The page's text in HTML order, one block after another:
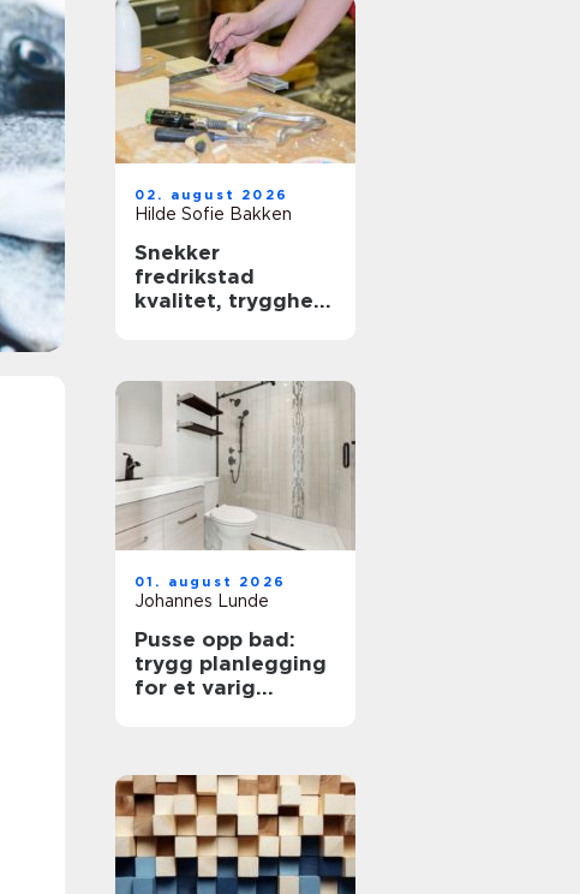
02. august 2026
Hilde Sofie Bakken
Snekker
fredrikstad
kvalitet, trygghet
01. august 2026
Johannes Lunde
Pusse opp bad:
trygg planlegging
for et varig